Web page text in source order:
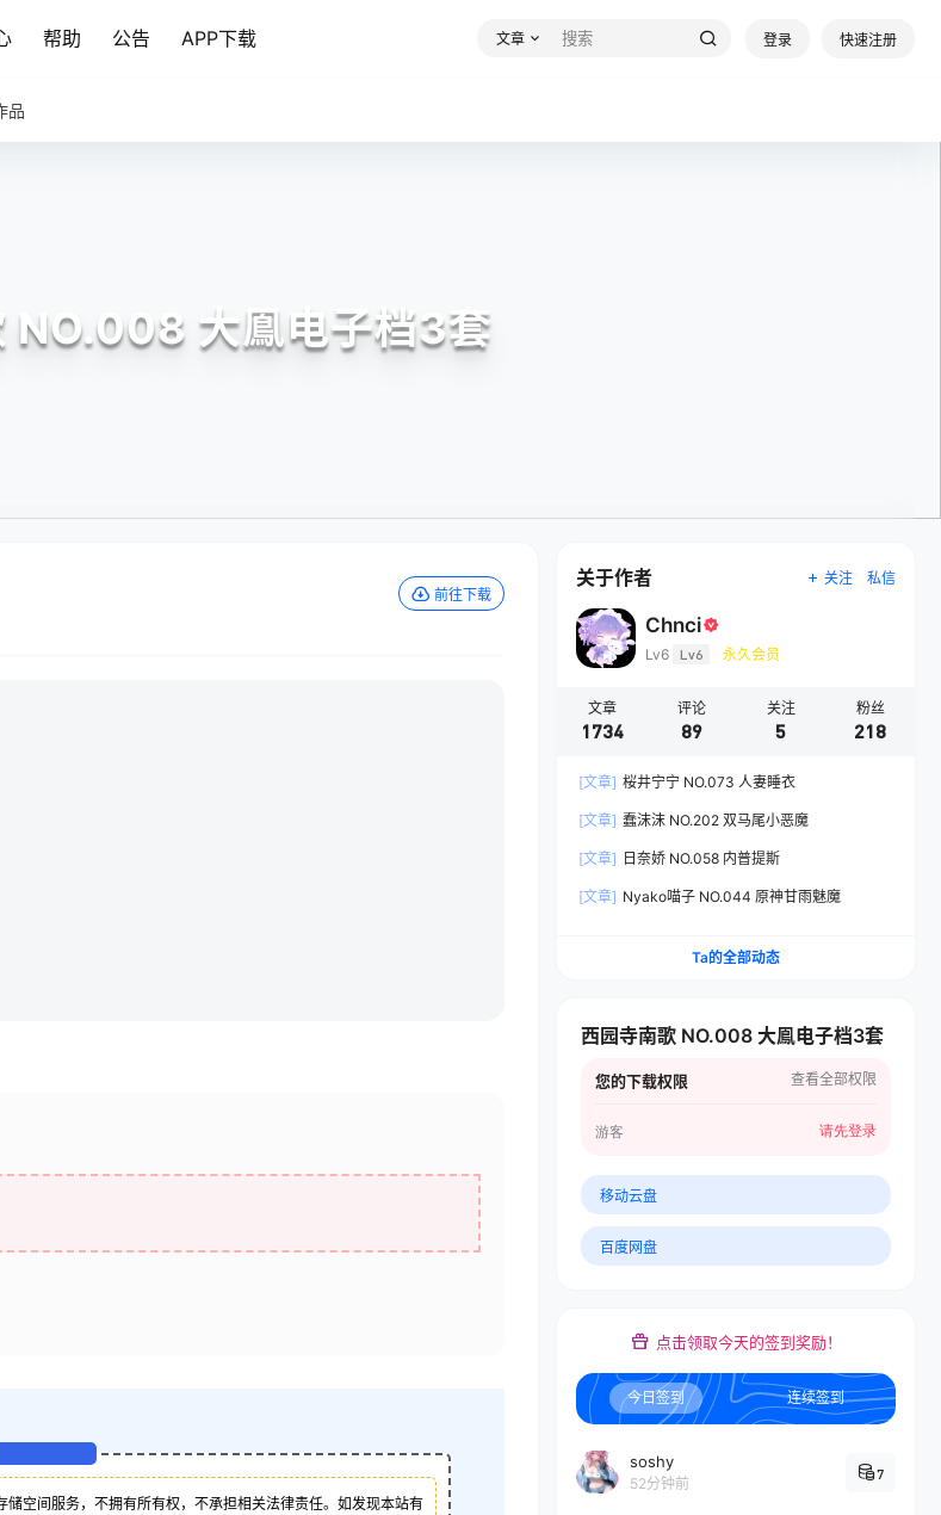
帮助 公告 APP下载 文章 登录 快速注册
品
NO.008 大鳯电子档3套
前往下载
空间服务，不拥有所有权，不承担相关法律责任。如发现本站有
关于作者 关注 私信
Chnci
Lv6 Lv6 永久会员
文章
1734
评论
89
关注
5
粉丝
218
[文章] 桜井宁宁 NO.073 人妻睡衣
[文章] 蠢沫沫 NO.202 双马尾小恶魔
[文章] 日奈娇 NO.058 内普提斯
[文章] Nyako喵子 NO.044 原神甘雨魅魔
Ta的全部动态
西园寺南歌 NO.008 大鳯电子档3套
您的下载权限 查看全部权限
游客 请先登录
移动云盘
百度网盘
点击领取今天的签到奖励！
今日签到 连续签到
soshy
52分钟前
7